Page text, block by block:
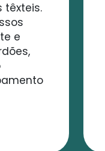
têxteis.
e